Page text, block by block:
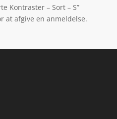
Kontraster – Sort – S”
at afgive en anmeldelse.